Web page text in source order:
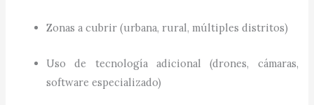
Zonas a cubrir (urbana, rural, múltiples distritos)
Uso de tecnología adicional (drones, cámaras,
software especializado)